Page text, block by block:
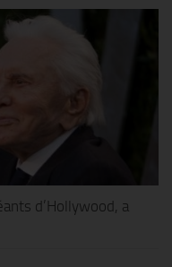
d’Hollywood, a